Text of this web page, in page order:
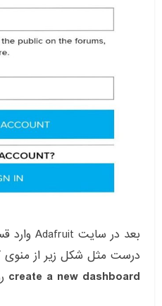
بعد در سایت Adafruit وارد قسمت
درست مثل شکل زیر از
create a new dashboard